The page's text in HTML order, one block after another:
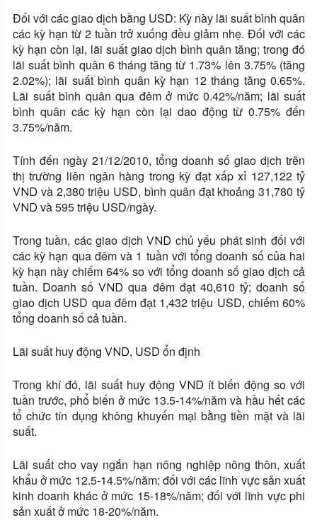
Đối với các giao dịch bằng USD: Kỳ này lãi suất bình quân
các kỳ hạn từ 2 tuần trở xuống đều giảm nhẹ. Đối với các
kỳ hạn còn lại, lãi suất giao dịch bình quân tăng; trong đó
lãi suất bình quân 6 tháng tăng từ 1.73% lên 3.75% (tăng
2.02%); lãi suất bình quân kỳ hạn 12 tháng tăng 0.65%.
Lãi suất bình quân qua đêm ở mức 0.42%/năm; lãi suất
bình quân các kỳ hạn còn lại dao động từ 0.75% đến
3.75%/năm.
Tính đến ngày 21/12/2010, tổng doanh số giao dịch trên
thị trường liên ngân hàng trong kỳ đạt xấp xỉ 127,122 tỷ
VND và 2,380 triệu USD, bình quân đạt khoảng 31,780 tỷ
VND và 595 triệu USD/ngày.
Trong tuần, các giao dịchVND chủ yếu phát sinh đối với
các kỳ hạn qua đêm và 1 tuần với tổng doanh số của hai
kỳ hạn này chiếm 64% so với tổng doanh số giao dịch cả
tuần. Doanh sốVND qua đêm đạt 40,610 tỷ; doanh số
giao dịch USD qua đêm đạt 1,432 triệu USD, chiếm 60%
tổng doanh số cả tuần.
Lãi suất huy động VND, USD ổn định
Trong khí đó, lãi suất huy động VND ít biến động so với
tuần trước, phổ biến ở mức 13.5-14%/năm và hầu hết các
tổ chức tín dụng không khuyến mại bằng tiền mặt và lãi
suất.
Lãi suất cho vay ngắn hạn nông nghiệp nông thôn, xuất
khẩu ở mức 12.5-14.5%/năm; đối với các lĩnh vực sản xuất
kinh doanh khác ở mức 15-18%/năm; đối với lĩnh vực phi
sản xuất ở mức 18-20%/năm.